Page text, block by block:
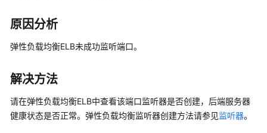
产
介
费
说
原因分析
弹性负载均衡ELB未成功监听端口。
解决方法
请在弹性负载均衡ELB中查看该端口监听器是否创建，后端服务器
健康状态是否正常。弹性负载均衡监听器创建方法请参见监听器。